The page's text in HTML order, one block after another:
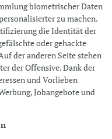
biometrischer Daten
zu machen.
die Identität der
oder gehackte
der anderen Seite stehen
der Offensive. Dank der
und Vorlieben
Jobangebote und